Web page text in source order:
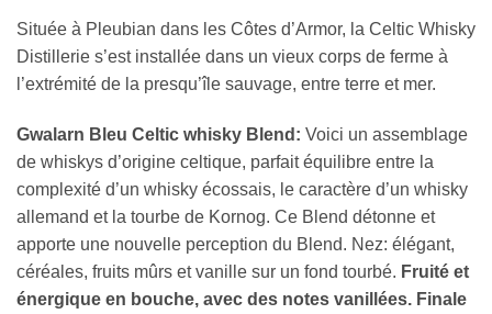
Située à Pleubian dans les Côtes d’Armor, la Celtic Whisky
Distillerie s’est installée dans un vieux corps de ferme à
l’extrémité de la presqu’île sauvage, entre terre et mer.
Gwalarn Bleu Celtic whisky Blend: Voici un assemblage
de whiskys d’origine celtique, parfait équilibre entre la
complexité d’un whisky écossais, le caractère d’un whisky
allemand et la tourbe de Kornog. Ce Blend détonne et
apporte une nouvelle perception du Blend. Nez: élégant,
céréales, fruits mûrs et vanille sur un fond tourbé. Fruité et
énergique en bouche, avec des notes vanillées. Finale